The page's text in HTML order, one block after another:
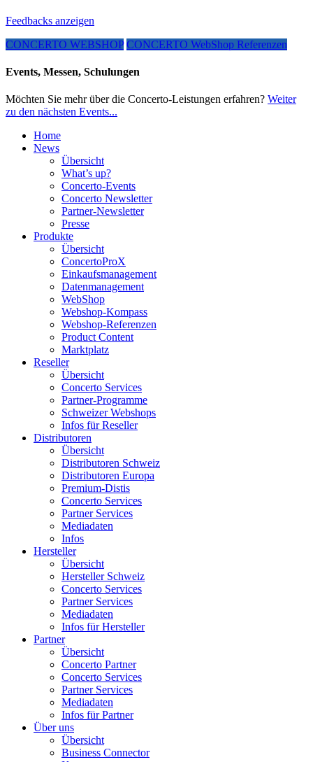
Feedbacks anzeigen
CONCERTO WEBSHOP CONCERTO WebShop Referenzen
Events, Messen, Schulungen
Möchten Sie mehr über die Concerto-Leistungen erfahren? Weiter
zu den nächsten Events...
Home
News
Übersicht
What’s up?
Concerto-Events
Concerto Newsletter
Partner-Newsletter
Presse
Produkte
Übersicht
ConcertoProX
Einkaufsmanagement
Datenmanagement
WebShop
Webshop-Kompass
Webshop-Referenzen
Product Content
Marktplatz
Reseller
Übersicht
Concerto Services
Partner-Programme
Schweizer Webshops
Infos für Reseller
Distributoren
Übersicht
Distributoren Schweiz
Distributoren Europa
Premium-Distis
Concerto Services
Partner Services
Mediadaten
Infos
Hersteller
Übersicht
Hersteller Schweiz
Concerto Services
Partner Services
Mediadaten
Infos für Hersteller
Partner
Übersicht
Concerto Partner
Concerto Services
Partner Services
Mediadaten
Infos für Partner
Über uns
Übersicht
Business Connector